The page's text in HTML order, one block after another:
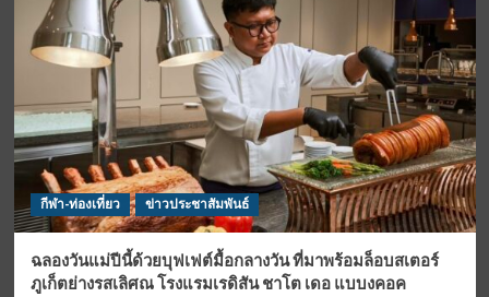
กีฬา-ท่องเที่ยว ข่าวประชาสัมพันธ์
ฉลองวันแม่ปีนี้ด้วยบุฟเฟต์มื้อกลางวัน ที่มาพร้อมล็อบสเตอร์
ภูเก็ตย่างรสเลิศณ โรงแรมเรดิสัน ชาโต เดอ แบบงคอค